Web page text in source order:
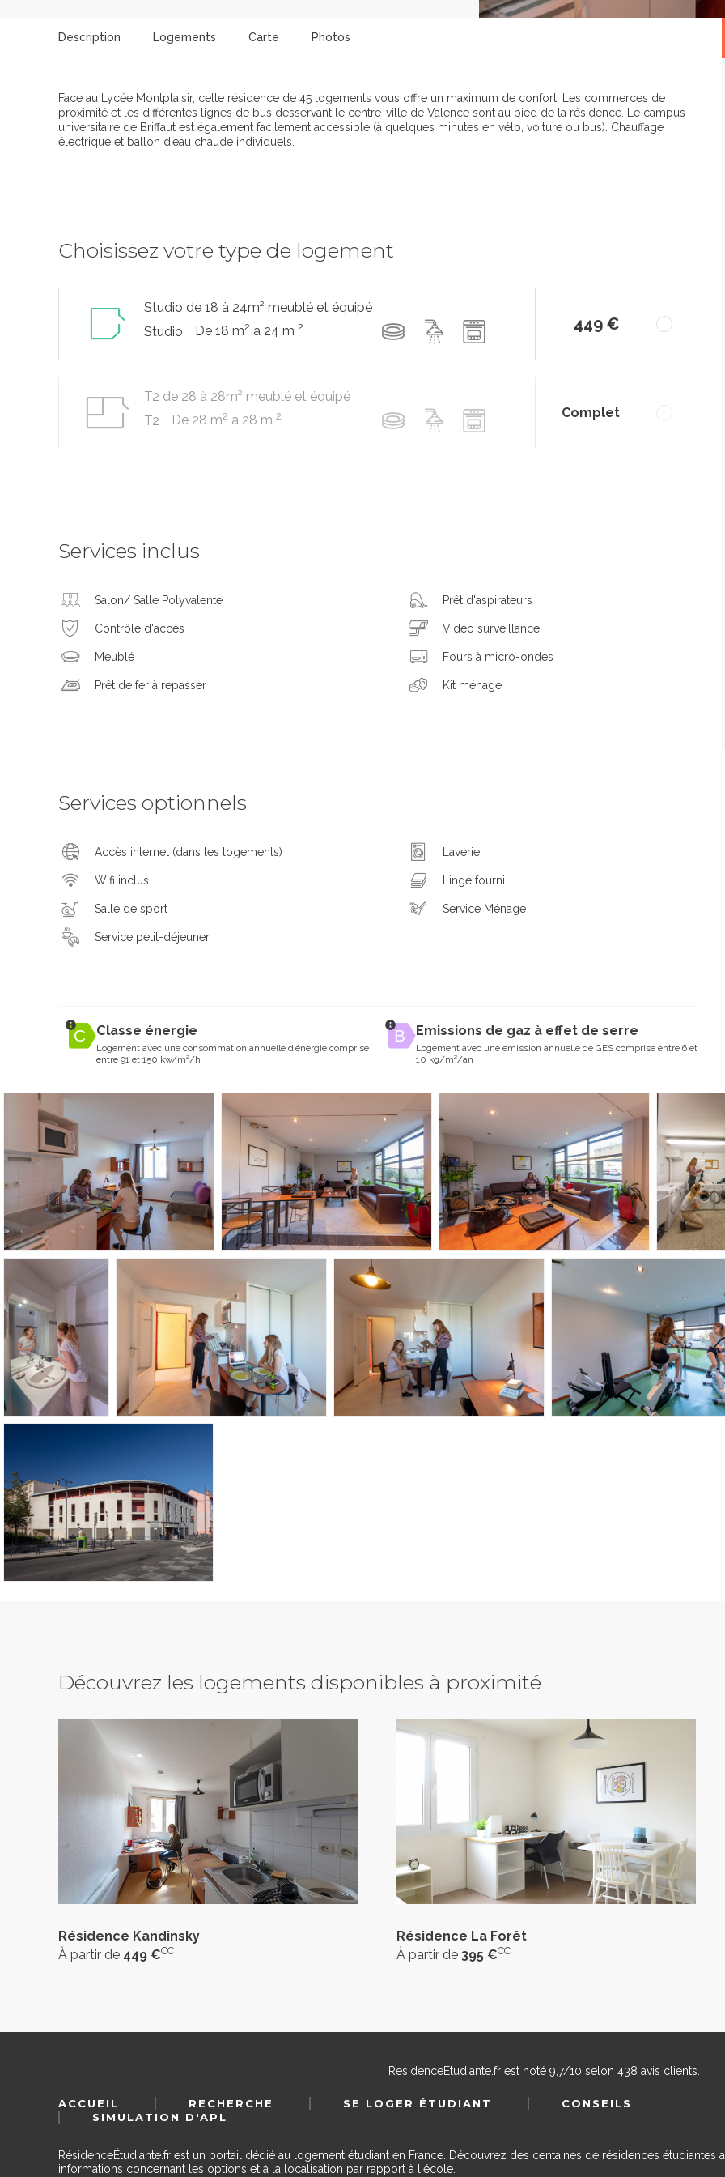
Description Logements Carte Photos
Face au Lycée Montplaisir, cette résidence de 45 logements vous offre un maximum de confort. Les commerces de
proximité et les différentes lignes de bus desservant le centre-ville de Valence sont au pied de la résidence. Le campus
universitaire de Briffaut est également facilement accessible (à quelques minutes en vélo, voiture ou bus). Chauffage
électrique et ballon d’eau chaude individuels.
Choisissez votre type de logement
Studio de 18 à 24m² meublé et équipé
Studio
De 18 m2 à 24 m 2 449 €
T2 de 28 à 28m² meublé et équipé
T2
De 28 m2 à 28 m 2 Complet
Services inclus
Salon/ Salle Polyvalente
Contrôle d'accès
Meublé
Prêt de fer à repasser
Prêt d'aspirateurs
Vidéo surveillance
Fours à micro-ondes
Kit ménage
Services optionnels
Accès internet (dans les logements)
Wifi inclus
Salle de sport
Service petit-déjeuner
Laverie
Linge fourni
Service Ménage
Classe énergie
Logement avec une consommation annuelle d’énergie comprise
entre 91 et 150 kw/m²/h
Emissions de gaz à effet de serre
Logement avec une emission annuelle de GES comprise entre 6 et
10 kg/m²/an
Découvrez les logements disponibles à proximité
Résidence Kandinsky
À partir de 449 €CC
Résidence La Forêt
À partir de 395 €CC
ResidenceEtudiante.frest noté 9,7/10 selon 438 avis clients.
ACCUEIL RECHERCHE SE LOGER ÉTUDIANT
CONSEILS
SIMULATION D'APL
RésidenceÉtudiante.fr est un portail dédié au logement étudiant en France. Découvrez des centaines de résidences étudiantes
informations concernant les options et à la localisation par rapport à l'école.